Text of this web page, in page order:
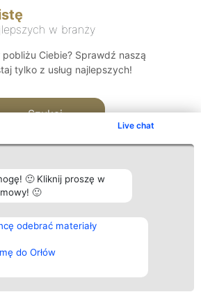
Live chat
🙂 Kliknij proszę w
🙂
odebrać materiały
do Orłów
w branży
Ciebie? Sprawdź naszą
tylko z usług najlepszych!
Szukaj
Plebiscyt
Laureaci
wszystkich
Laureatów
Regulamin
Kontakt
Kontakt